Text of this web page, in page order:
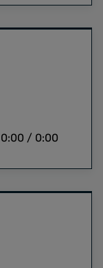
0:00 / 0:00